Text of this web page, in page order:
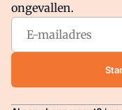
Arbo is onderdeel van
VMN media voor
volgende regelingen
Privacy en Cookie
ongevallen.